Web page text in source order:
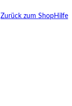
Zurück zum ShopHilfe